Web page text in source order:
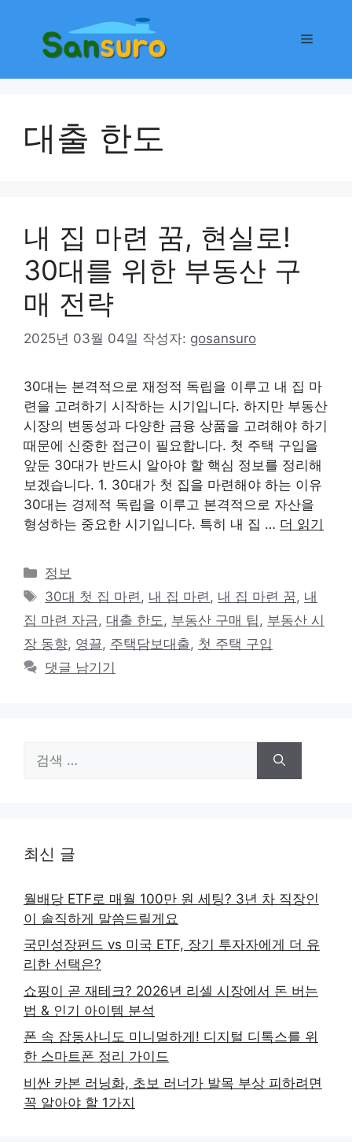
메
대출 한도
내 집 마련 꿈, 현실로!
30대를 위한 부동산 구
매 전략
2025년 03월 04일 작성자: gosansuro
30대는 본격적으로 재정적 독립을 이루고 내 집 마
련을 고려하기 시작하는 시기입니다. 하지만 부동산
시장의 변동성과 다양한 금융 상품을 고려해야 하기
때문에 신중한 접근이 필요합니다. 첫 주택 구입을
앞둔 30대가 반드시 알아야 할 핵심 정보를 정리해
보겠습니다. 1. 30대가 첫 집을 마련해야 하는 이유
30대는 경제적 독립을 이루고 본격적으로 자산을
형성하는 중요한 시기입니다. 특히 내 집 … 더 읽기
카
테
리
정보
태
그
30대 첫 집 마련 , 내 집 마련 , 내 집 마련 꿈, 내
집 마련 자금, 대출 한도 , 부동산 구매 팁 , 부동산 시
장 동향, 영끌, 주택담보대출, 첫 주택 구입
댓글 남기기
색:
최신 글
월배당 ETF로 매월 100만 원 세팅? 3년 차 직장인
이 솔직하게 말씀드릴게요
국민성장펀드 vs 미국 ETF, 장기 투자자에게 더 유
리한 선택은?
쇼핑이 곧 재테크? 2026년 리셀 시장에서 돈 버는
법 & 인기 아이템 분석
폰 속 잡동사니도 미니멀하게! 디지털 디톡스를 위
한 스마트폰 정리 가이드
비싼 카본 러닝화, 초보 러너가 발목 부상 피하려면
꼭 알아야 할 1가지